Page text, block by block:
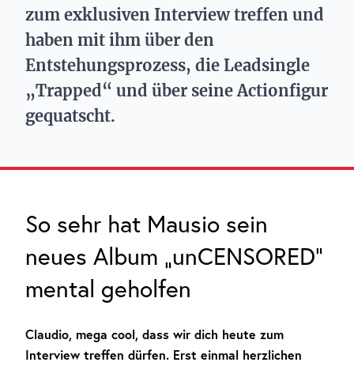
zum exklusiven Interview treffen und
haben mit ihm über den
Entstehungsprozess, die Leadsingle
„Trapped“ und über seine Actionfigur
gequatscht.
So sehr hat Mausio sein
neues Album „unCENSORED“
mental geholfen
Claudio, mega cool, dass wir dich heute zum
Interview treffen dürfen. Erst einmal herzlichen